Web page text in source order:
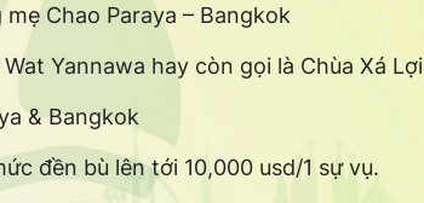
Chao Paraya – Bangkok
Yannawa hay còn gọi là Chùa Xá Lợi
& Bangkok
đền bù lên tới 10,000 usd/1 sự vụ.